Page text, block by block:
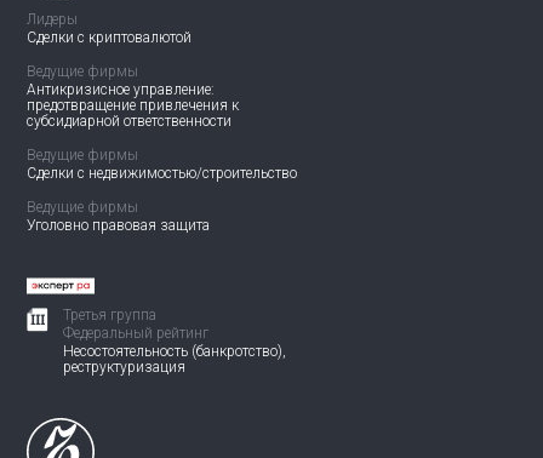
Лидеры
Сделки с криптовалютой
Ведущие фирмы
Антикризисное управление:
предотвращение привлечения к
субсидиарной ответственности
Ведущие фирмы
Сделки с недвижимостью/строительство
Ведущие фирмы
Уголовно правовая защита
Третья группа
Федеральный рейтинг
Несостоятельность (банкротство),
реструктуризация